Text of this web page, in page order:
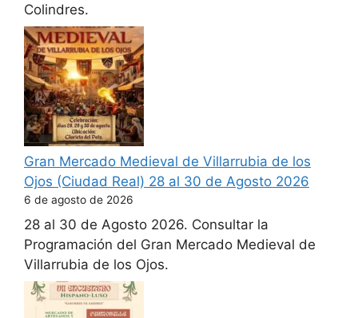
Colindres.
Gran Mercado Medieval de Villarrubia de los
Ojos (Ciudad Real) 28 al 30 de Agosto 2026
6 de agosto de 2026
28 al 30 de Agosto 2026. Consultar la
Programación del Gran Mercado Medieval de
Villarrubia de los Ojos.